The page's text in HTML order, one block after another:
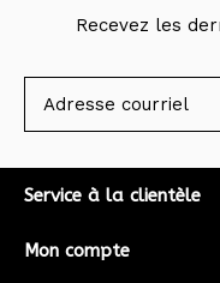
Recevez les
Service à la clientèle
Mon compte